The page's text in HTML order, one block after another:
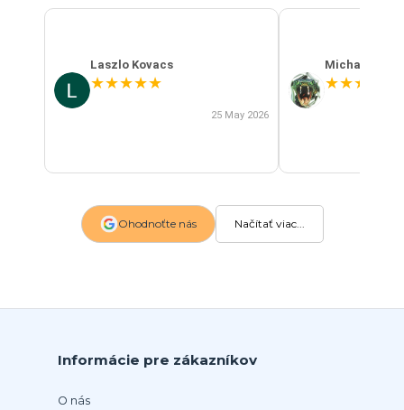
Laszlo Kovacs
★★★★★
25 May 2026
Michal Szabo
★★★
Ohodnoťte nás Načítať viac...
Informácie pre zákazníkov
O nás